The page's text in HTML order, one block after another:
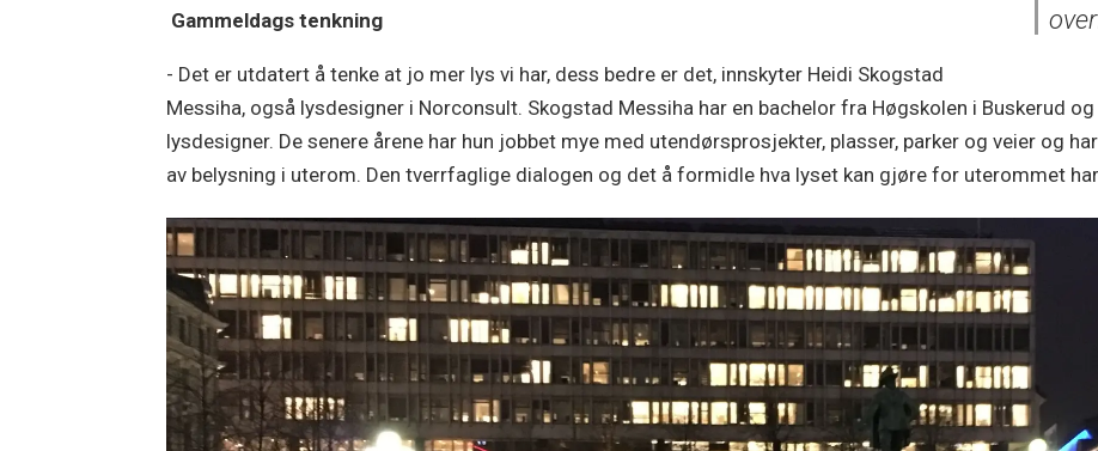
Gammeldags tenkning
- Det er utdatert å tenke at jo mer lys vi har, dess bedre er det, innskyter Heidi Skogstad
Messiha, også lysdesigner i Norconsult. Skogstad Messiha har en bachelor fra Høgskolen i Buskerud
lysdesigner. De senere årene har hun jobbet mye med utendørsprosjekter, plasser, parker og veier og
av belysning i uterom. Den tverrfaglige dialogen og det å formidle hva lyset kan gjøre for uterommet